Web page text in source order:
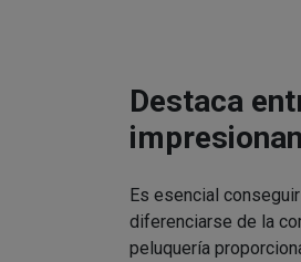
Destaca
Es esencial
diferenciarse de la
peluquería